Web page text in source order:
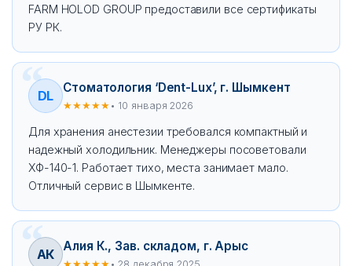
FARM HOLOD GROUP предоставили все сертификаты
РУ РК.
DL
Стоматология ‘Dent-Lux’, г. Шымкент
★★★★★ • 10 января 2026
Для хранения анестезии требовался компактный и
надежный холодильник. Менеджеры посоветовали
ХФ-140-1. Работает тихо, места занимает мало.
Отличный сервис в Шымкенте.
АК
Алия К., Зав. складом, г. Арыс
★★★★★ • 28 декабря 2025